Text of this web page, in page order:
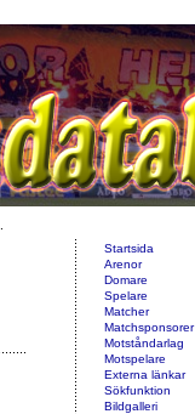
Startsida
Arenor
Domare
Spelare
Matcher
Matchsponsorer
Motståndarlag
Motspelare
Externa länkar
Sökfunktion
Bildgalleri